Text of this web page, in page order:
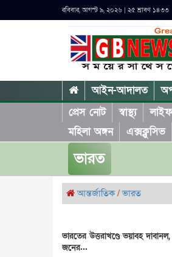
রবিবার, আগস্ট ৯, ২০২৬ | ২৫ শ্রাবণ ১৪৩৩
আইন-আদালত
প্রেস নোট
স্বাস্থ্য
মহিলা অঙ্গন
এক্সক্লুসিভ
ভারত
আন্তর্জাতিক/ভারত
ভারতের উত্তরাখণ্ডে ভয়াবহ
জনের...